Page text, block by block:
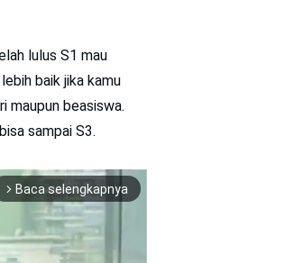
lulus S1 mau
baik jika kamu
maupun beasiswa.
sampai S3.
arrow_forward_ios Baca selengkapnya